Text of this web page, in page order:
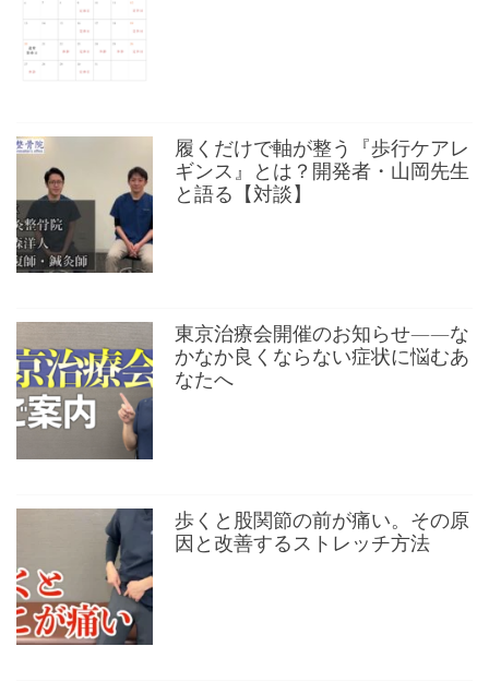
履くだけで軸が整う『歩行ケアレ
ギンス』とは？開発者・山岡先生
と語る【対談】
東京治療会開催のお知らせ——な
かなか良くならない症状に悩むあ
なたへ
歩くと股関節の前が痛い。その原
因と改善するストレッチ方法